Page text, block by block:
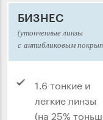
БИЗНЕС
(утонченные линзы
с антибликовым
1.6 тонкие и
легкие линзы
(на 25%